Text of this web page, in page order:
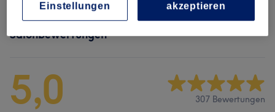
Salonbewertungen
5,0 307 Bewertungen
akzeptieren
Einstellungen